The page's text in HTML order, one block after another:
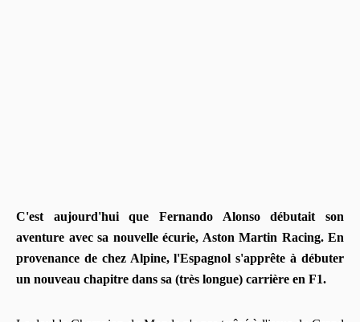
C'est aujourd'hui que Fernando Alonso débutait son
aventure avec sa nouvelle écurie, Aston Martin Racing. En
provenance de chez Alpine, l'Espagnol s'apprête à débuter
un nouveau chapitre dans sa (très longue) carrière en F1.